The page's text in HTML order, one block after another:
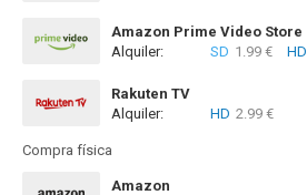
Amazon Prime Video Store
Alquiler:
SD 1.99 € HD
Rakuten TV
Alquiler:
HD 2.99 €
Compra física
Amazon